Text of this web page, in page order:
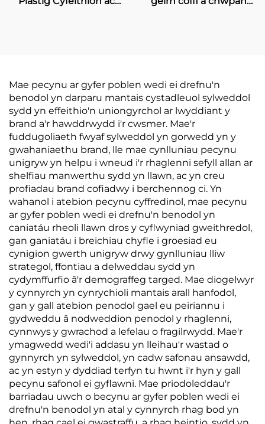
Mae pecynu ar gyfer poblen wedi ei drefnu'n
benodol yn darparu mantais cystadleuol sylweddol
sydd yn effeithio'n uniongyrchol ar lwyddiant y
brand a'r hawddrwydd i'r cwsmer. Mae'r
fuddugoliaeth fwyaf sylweddol yn gorwedd yn y
gwahaniaethu brand, lle mae cynlluniau pecynu
unigryw yn helpu i wneud i'r rhaglenni sefyll allan ar
shelfiau manwerthu sydd yn llawn, ac yn creu
profiadau brand cofiadwy i berchennog ci. Yn
wahanol i atebion pecynu cyffredinol, mae pecynu
ar gyfer poblen wedi ei drefnu'n benodol yn
caniatáu rheoli llawn dros y cyflwyniad gweithredol,
gan ganiatáu i breichiau chyfle i groesiad eu
cynigion gwerth unigryw drwy gynlluniau lliw
strategol, ffontiau a delweddau sydd yn
cydymffurfio â'r demograffeg targed. Mae diogelwyr
y cynnyrch yn cynrychioli mantais arall hanfodol,
gan y gall atebion penodol gael eu peiriannu i
gydweddu â nodweddion penodol y rhaglenni,
cynnwys y gwrachod a lefelau o fragilrwydd. Mae'r
ymagwedd wedi'i addasu yn lleihau'r wastad o
gynnyrch yn sylweddol, yn cadw safonau ansawdd,
ac yn estyn y dyddiad terfyn tu hwnt i'r hyn y gall
pecynu safonol ei gyflawni. Mae priodoleddau'r
barriadau uwch o becynu ar gyfer poblen wedi ei
drefnu'n benodol yn atal y cynnyrch rhag bod yn